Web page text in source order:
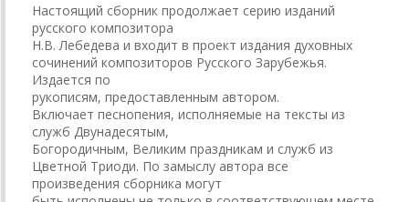
Настоящий сборник продолжает серию изданий
русского композитора
Н.В. Лебедева и входит в проект издания духовных
сочинений композиторов Русского Зарубежья.
Издается по
рукописям, предоставленным автором.
Включает песнопения, исполняемые на тексты из
служб Двунадесятым,
Богородичным, Великим праздникам и служб из
Цветной Триоди. По замыслу автора все
произведения сборника могут